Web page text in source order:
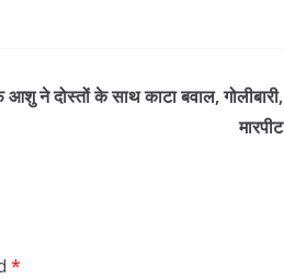
ने दोस्तों के साथ काटा बवाल, गोलीबारी,
मारपीट
*